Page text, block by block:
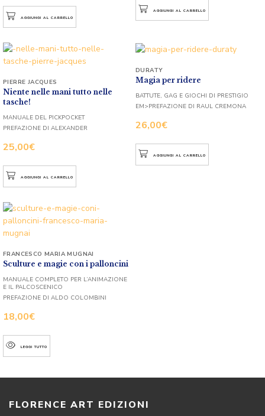
AGGIUNGI AL CARRELLO
AGGIUNGI AL CARRELLO
Niente nelle mani tutto nelle
tasche!
25,00€
PIERRE JACQUES
MANUALE DEL PICKPOCKET
PREFAZIONE DI ALEXANDER
AGGIUNGI AL CARRELLO
Magia per ridere
26,00€
DURATY
BATTUTE, GAG E GIOCHI DI PRESTIGIO
EM>PREFAZIONE DI RAUL CREMONA
AGGIUNGI AL CARRELLO
Sculture e magie con i palloncini
18,00€
FRANCESCO MARIA MUGNAI
MANUALE COMPLETO PER L’ANIMAZIONE
E IL PALCOSCENICO
PREFAZIONE DI ALDO COLOMBINI
LEGGI TUTTO
FLORENCE ART EDIZIONI